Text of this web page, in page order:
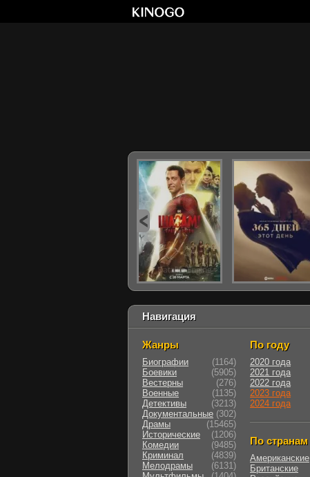
Навигация
Жанры
Биографии
(1164)
Боевики
(5905)
Вестерны
(276)
Военные
(1135)
Детективы
(3213)
Документальные (302)
Драмы
(15465)
Исторические
(1206)
Комедии
(9485)
Криминал
(4839)
Мелодрамы
(6131)
По году
2020 года
2021 года
2022 года
2023 года
2024 года
По странам
Американские
Британские